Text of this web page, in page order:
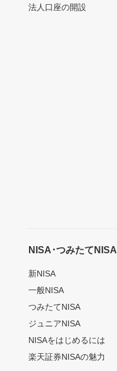
法人口座の開設
NISA･つみたてNISA
新NISA
一般NISA
つみたてNISA
ジュニアNISA
NISAをはじめるには
楽天証券NISAの魅力